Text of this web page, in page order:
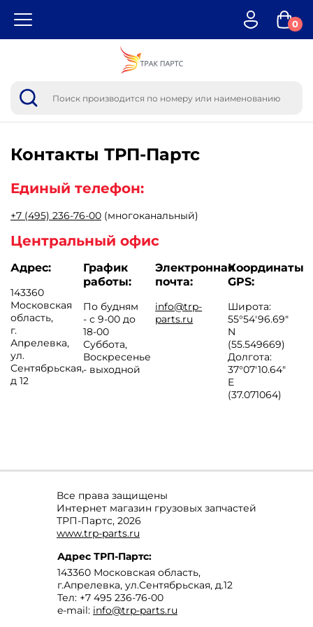
0
Контакты ТРП-Партс
Единый телефон:
+7 (495) 236-76-00 (многоканальный)
Центральный офис
Адрес:
143360
Московская
область,
г.
Апрелевка,
ул.
Сентябрьская,
д 12
График
работы:
По будням
- с 9-00 до
18-00
Суббота,
Воскресенье
- выходной
Электронная
почта:
info@trp-
parts.ru
Координаты
GPS:
Широта:
55°54'96.69"
N
(55.549669)
Долгота:
37°07′10.64″
E
(37.071064)
Все права защищены
Интернет магазин грузовых запчастей
ТРП-Партс, 2026
www.trp-parts.ru
Адрес ТРП-Партс:
143360 Московская область,
г.Апрелевка, ул.Сентябрьская, д.12
Тел: +7 495 236-76-00
e-mail: info@trp-parts.ru